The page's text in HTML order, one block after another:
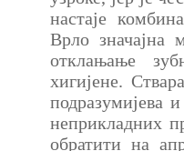
настаје
Врло значајна
отклањање
хигијене.
подразумијева
неприкладних
обратити на